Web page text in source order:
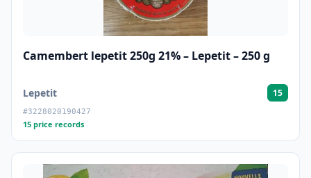
Camembert lepetit 250g 21% – Lepetit – 250 g
Lepetit 15
#3228020190427
15 price records